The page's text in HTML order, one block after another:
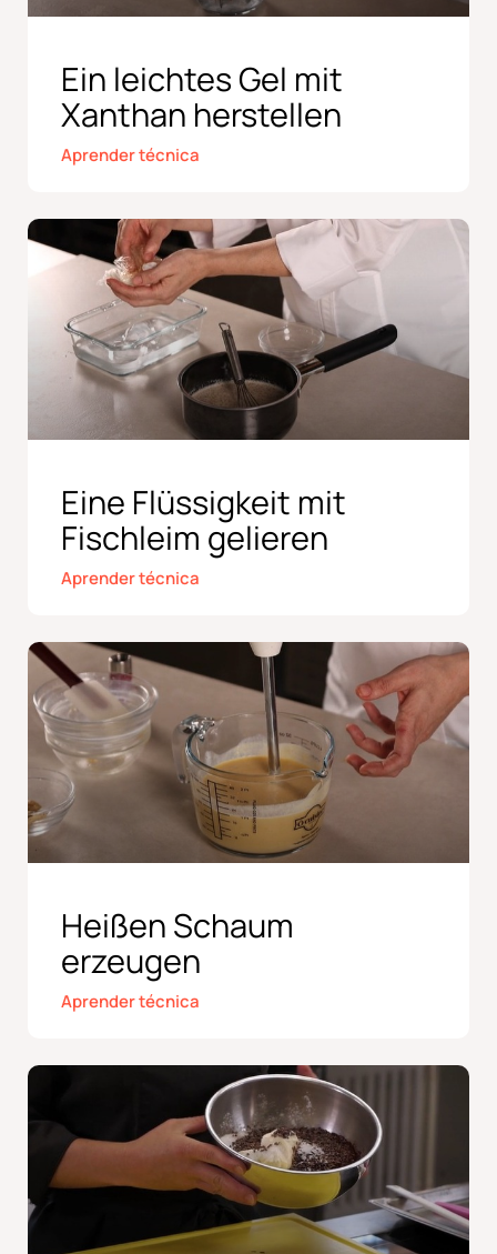
Ein leichtes Gel mit
Xanthan herstellen
Aprender técnica
Eine Flüssigkeit mit
Fischleim gelieren
Aprender técnica
Heißen Schaum
erzeugen
Aprender técnica